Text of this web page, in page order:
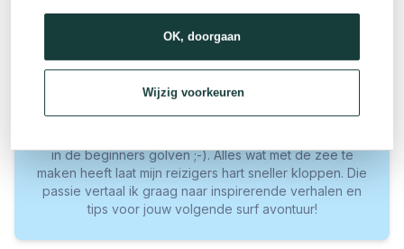
OK, doorgaan
Wijzig voorkeuren
Eva
Hi, ik ben Eva! Dol op reizen – vooral naar kust- en
in de beginners golven ;-). Alles wat met de zee te
maken heeft laat mijn reizigers hart sneller kloppen. Die
passie vertaal ik graag naar inspirerende verhalen en
tips voor jouw volgende surf avontuur!